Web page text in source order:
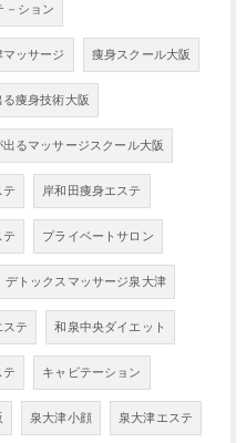
－ション
マッサージ 痩身スクール大阪
る痩身技術大阪
出るマッサージスクール大阪
テ 岸和田痩身エステ
テ プライベートサロン
デトックスマッサージ泉大津
ステ 和泉中央ダイエット
テ キャビテーション
泉大津小顔 泉大津エステ